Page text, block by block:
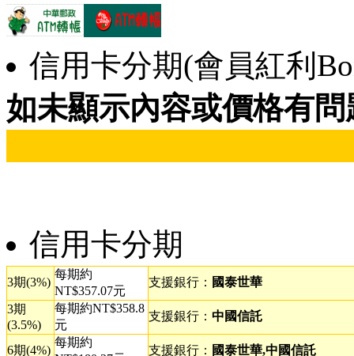
信用卡分期(會員紅利
如未顯示內容或價格有
信用卡分期
3期(3%)
每期約
NT$357.07元
支援銀行： 國泰世華
3期
(3.5%)
每期約NT$358.8
元
支援銀行： 中國信託
6期(4%)
每期約
支援銀行： 國泰世華,中國信託